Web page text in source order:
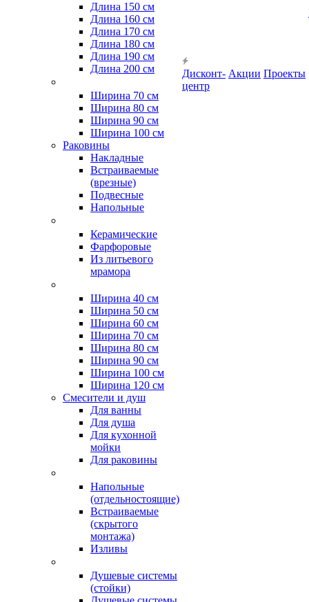
Длина 150 см
Длина 160 см
Длина 170 см
Длина 180 см
Длина 190 см
Длина 200 см
Ширина 70 см
Ширина 80 см
Ширина 90 см
Ширина 100 см
Раковины
Накладные
Встраиваемые
(врезные)
Подвесные
Напольные
Керамические
Фарфоровые
Из литьевого
мрамора
Ширина 40 см
Ширина 50 см
Ширина 60 см
Ширина 70 см
Ширина 80 см
Ширина 90 см
Ширина 100 см
Ширина 120 см
Смесители и душ
Для ванны
Для душа
Для кухонной
мойки
Для раковины
Напольные
(отдельностоящие)
Встраиваемые
(скрытого
монтажа)
Изливы
Душевые системы
(стойки)
Дисконт-
центр
Акции Проекты